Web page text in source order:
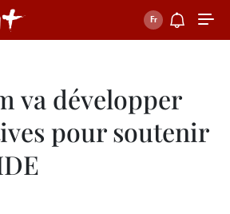
va développer
pour soutenir